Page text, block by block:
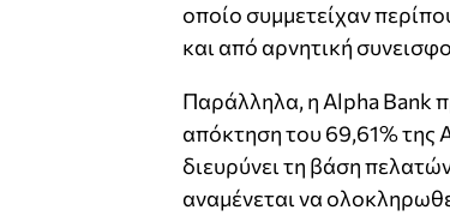
οποίο συμμετείχαν
και από αρνητική
Παράλληλα, η Alpha Bank
απόκτηση του 69,61% της
διευρύνει τη βάση
αναμένεται να